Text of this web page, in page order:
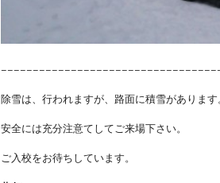
除雪は、行われますが、路面に積雪があります。
安全には充分注意てしてご来場下さい。
ご入校をお待ちしています。